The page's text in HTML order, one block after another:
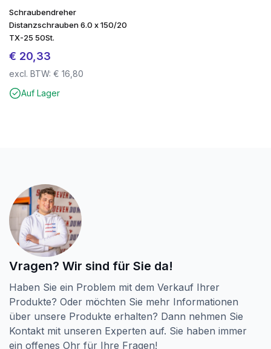
Schraubendreher
Distanzschrauben 6.0 x 150/20
TX-25 50St.
€ 20,33
excl. BTW: € 16,80
Auf Lager
Vragen? Wir sind für Sie da!
Haben Sie ein Problem mit dem Verkauf Ihrer
Produkte? Oder möchten Sie mehr Informationen
über unsere Produkte erhalten? Dann nehmen Sie
Kontakt mit unseren Experten auf. Sie haben immer
ein offenes Ohr für Ihre Fragen!